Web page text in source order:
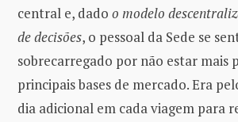
central e, dado o modelo
de decisões, o pessoal da Sede se
sobrecarregado por não estar mais
principais bases de mercado. Era
dia adicional em cada viagem para